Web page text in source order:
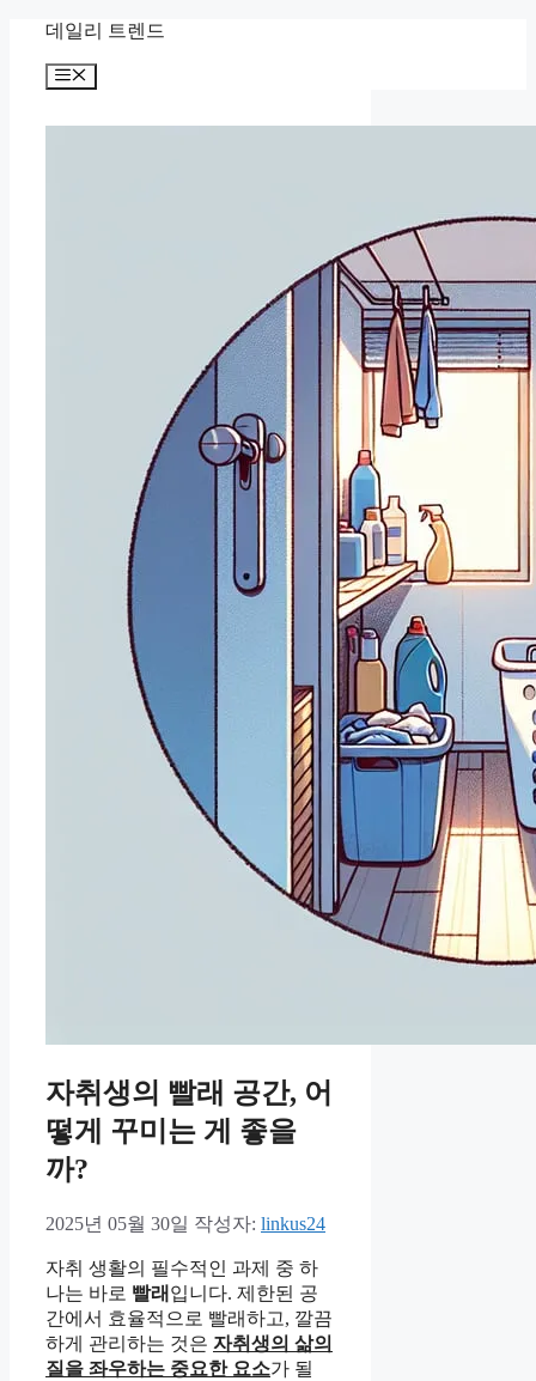
데일리 트렌드
메
자취생의 빨래 공간, 어
떻게 꾸미는 게 좋을
까?
2025년 05월 30일 작성자: linkus24
자취 생활의 필수적인 과제 중 하
나는 바로 빨래 입니다. 제한된 공
간에서 효율적으로 빨래하고, 깔끔
하게 관리하는 것은 자취생의 삶의
질을 좌우하는 중요한 요소가 될